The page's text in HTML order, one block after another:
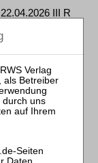
III R
„Erbschaft-
am
1 BvR 804/22